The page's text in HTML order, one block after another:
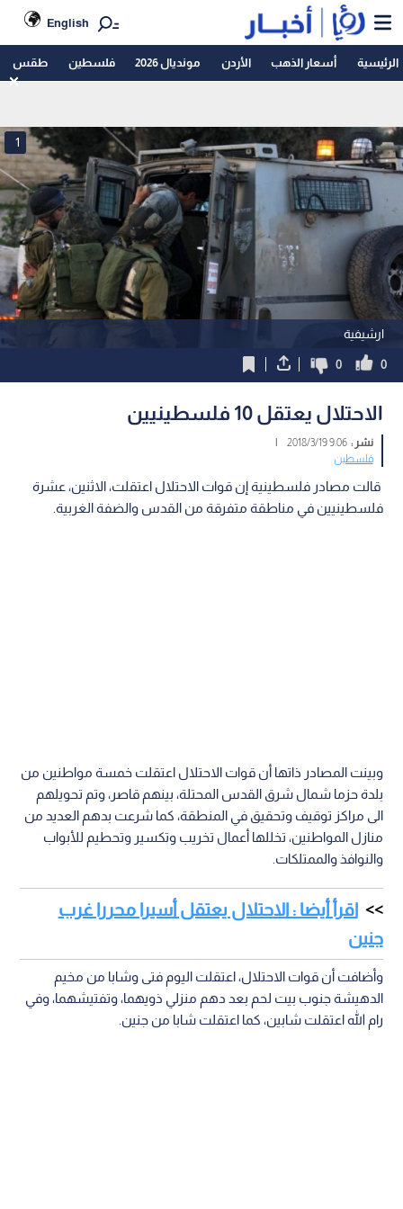
English
الرئيسية أسعار الذهب الأردن مونديال 2026 فلسطين طقس
ارشيفية
1
0
0
الاحتلال يعتقل 10 فلسطينيين
نشر :9:06 2018/3/19
|
فلسطين
قالت مصادر فلسطينية إن قوات الاحتلال اعتقلت، الاثنين، عشرة
فلسطينيين في مناطقة متفرقة من القدس والضفة الغربية.
وبينت المصادر ذاتها أن قوات الاحتلال اعتقلت خمسة مواطنين من
بلدة حزما شمال شرق القدس المحتلة، بينهم قاصر، وتم تحويلهم
الى مراكز توقيف وتحقيق في المنطقة، كما شرعت بدهم العديد من
منازل المواطنين، تخللها أعمال تخريب وتكسير وتحطيم للأبواب
والنوافذ والممتلكات.
اقرأ أيضا : الاحتلال يعتقل أسيرا محررا غرب
جنين
وأضافت أن قوات الاحتلال، اعتقلت اليوم فتى وشابا من مخيم
الدهيشة جنوب بيت لحم بعد دهم منزلي ذويهما، وتفتيشهما، وفي
رام الله اعتقلت شابين، كما اعتقلت شابا من جنين.